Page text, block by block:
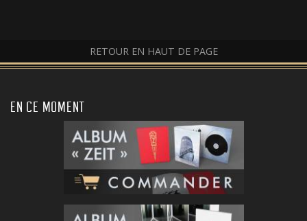
RETOUR EN HAUT DE PAGE
EN CE MOMENT